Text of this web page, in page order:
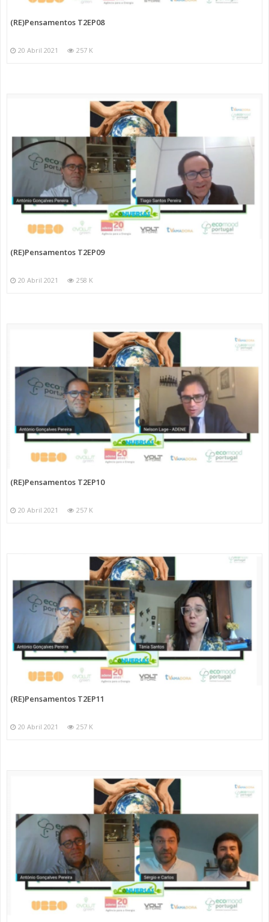
(RE)Pensamentos T2EP08
20 Abril 2021 257 K
(RE)Pensamentos T2EP09
20 Abril 2021 258 K
(RE)Pensamentos T2EP10
20 Abril 2021 257 K
(RE)Pensamentos T2EP11
20 Abril 2021 257 K